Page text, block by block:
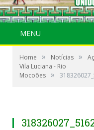
MENU
Home » Notícias »
Vila Luciana - Rio
Mocoões »